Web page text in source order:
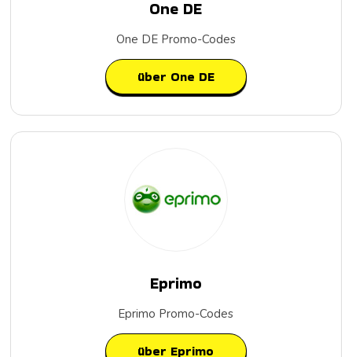
One DE
One DE Promo-Codes
über One DE
Eprimo
Eprimo Promo-Codes
über Eprimo